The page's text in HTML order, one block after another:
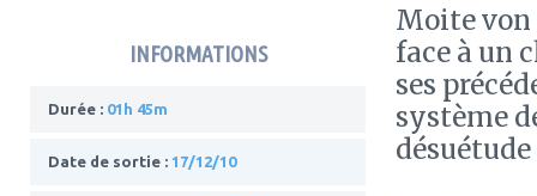
INFORMATIONS
Durée : 01h 45m
Date de sortie : 17/12/10
Moite von
face à un
ses
système